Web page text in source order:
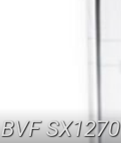
BVF SX1270